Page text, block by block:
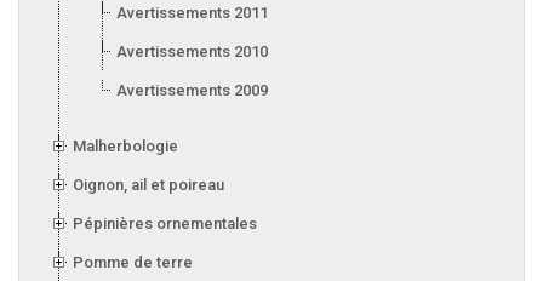
Avertissements 2011
Avertissements 2010
Avertissements 2009
Malherbologie
Oignon, ail et poireau
Pépinières ornementales
Pomme de terre